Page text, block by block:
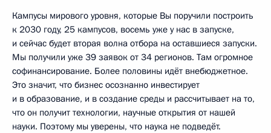
Кампусы мирового уровня, которые Вы поручили построить
к 2030 году, 25 кампусов, восемь уже у нас в запуске,
и сейчас будет вторая волна отбора на оставшиеся запуски.
Мы получили уже 39 заявок от 34 регионов. Там огромное
софинансирование. Более половины идёт внебюджетное.
Это значит, что бизнес осознанно инвестирует
и в образование, и в создание среды и рассчитывает на то,
что он получит технологии, научные открытия от нашей
науки. Поэтому мы уверены, что наука не подведёт.